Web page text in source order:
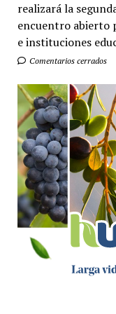
realizará la
encuentro abierto
e instituciones
Comentarios cerrados